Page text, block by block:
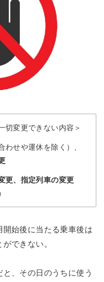
切変更できない内容＞
わせや運休を除く）、
更、指定列車の変更
始後に当たる乗車後は
できない。
、その日のうちに使う